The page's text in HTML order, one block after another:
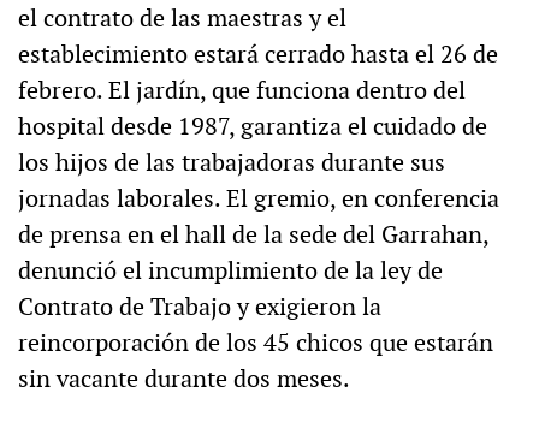
el contrato de las maestras y el
establecimiento estará cerrado hasta el 26 de
febrero. El jardín, que funciona dentro del
hospital desde 1987, garantiza el cuidado de
los hijos de las trabajadoras durante sus
jornadas laborales. El gremio, en conferencia
de prensa en el hall de la sede del Garrahan,
denunció el incumplimiento de la ley de
Contrato de Trabajo y exigieron la
reincorporación de los 45 chicos que estarán
sin vacante durante dos meses.